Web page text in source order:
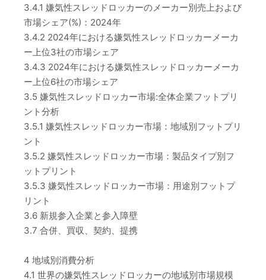
3.4.1 嫌気性スレッドロッカーのメーカー別売上および
市場シェア(%)：2024年
3.4.2 2024年における嫌気性スレッドロッカーメーカ
ー上位3社の市場シェア
3.4.3 2024年における嫌気性スレッドロッカーメーカ
ー上位6社の市場シェア
3.5 嫌気性スレッドロッカー市場:全体企業フットプリ
ント分析
3.5.1 嫌気性スレッドロッカー市場：地域別フットプリ
ント
3.5.2 嫌気性スレッドロッカー市場：製品タイプ別フ
ットプリント
3.5.3 嫌気性スレッドロッカー市場：用途別フットプ
リント
3.6 新規参入企業と参入障壁
3.7 合併、買収、契約、提携
4 地域別消費分析
4.1 世界の嫌気性スレッドロッカーの地域別市場規模